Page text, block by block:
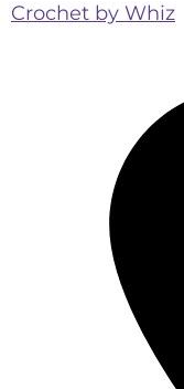
Crochet by Whiz